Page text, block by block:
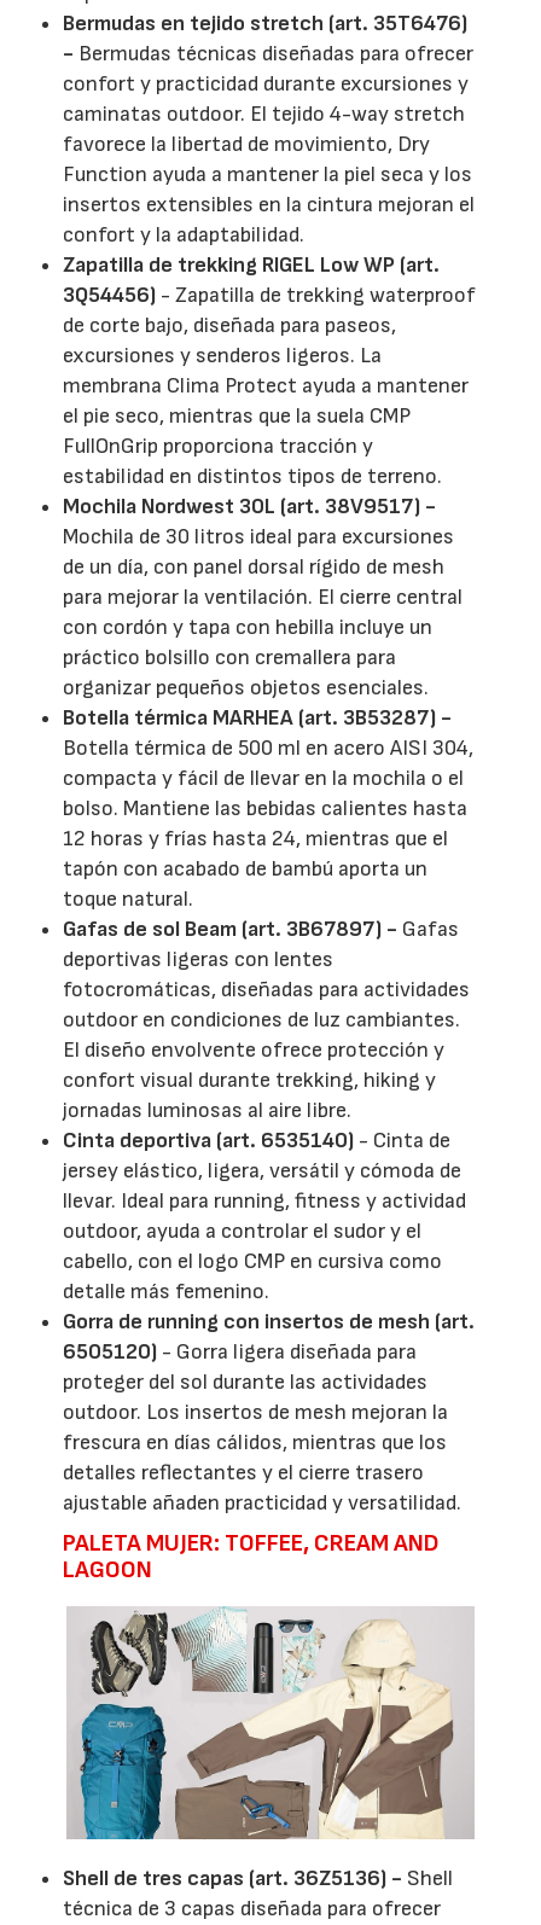
Bermudas en tejido stretch (art. 35T6476)
- Bermudas técnicas diseñadas para ofrecer
confort y practicidad durante excursiones y
caminatas outdoor. El tejido 4-way stretch
favorece la libertad de movimiento, Dry
Function ayuda a mantener la piel seca y los
insertos extensibles en la cintura mejoran el
confort y la adaptabilidad.
Zapatilla de trekking RIGEL Low WP (art.
3Q54456) - Zapatilla de trekking waterproof
de corte bajo, diseñada para paseos,
excursiones y senderos ligeros. La
membrana Clima Protect ayuda a mantener
el pie seco, mientras que la suela CMP
FullOnGrip proporciona tracción y
estabilidad en distintos tipos de terreno.
Mochila Nordwest 30L (art. 38V9517) -
Mochila de 30 litros ideal para excursiones
de un día, con panel dorsal rígido de mesh
para mejorar la ventilación. El cierre central
con cordón y tapa con hebilla incluye un
práctico bolsillo con cremallera para
organizar pequeños objetos esenciales.
Botella térmica MARHEA (art. 3B53287) -
Botella térmica de 500 ml en acero AISI 304,
compacta y fácil de llevar en la mochila o el
bolso. Mantiene las bebidas calientes hasta
12 horas y frías hasta 24, mientras que el
tapón con acabado de bambú aporta un
toque natural.
Gafas de sol Beam (art. 3B67897) - Gafas
deportivas ligeras con lentes
fotocromáticas, diseñadas para actividades
outdoor en condiciones de luz cambiantes.
El diseño envolvente ofrece protección y
confort visual durante trekking, hiking y
jornadas luminosas al aire libre.
Cinta deportiva (art. 6535140) - Cinta de
jersey elástico, ligera, versátil y cómoda de
llevar. Ideal para running, fitness y actividad
outdoor, ayuda a controlar el sudor y el
cabello, con el logo CMP en cursiva como
detalle más femenino.
Gorra de running con insertos de mesh (art.
6505120) - Gorra ligera diseñada para
proteger del sol durante las actividades
outdoor. Los insertos de mesh mejoran la
frescura en días cálidos, mientras que los
detalles reflectantes y el cierre trasero
ajustable añaden practicidad y versatilidad.
PALETA MUJER: TOFFEE, CREAM AND
LAGOON
Shell de tres capas (art. 36Z5136) - Shell
técnica de 3 capas diseñada para ofrecer